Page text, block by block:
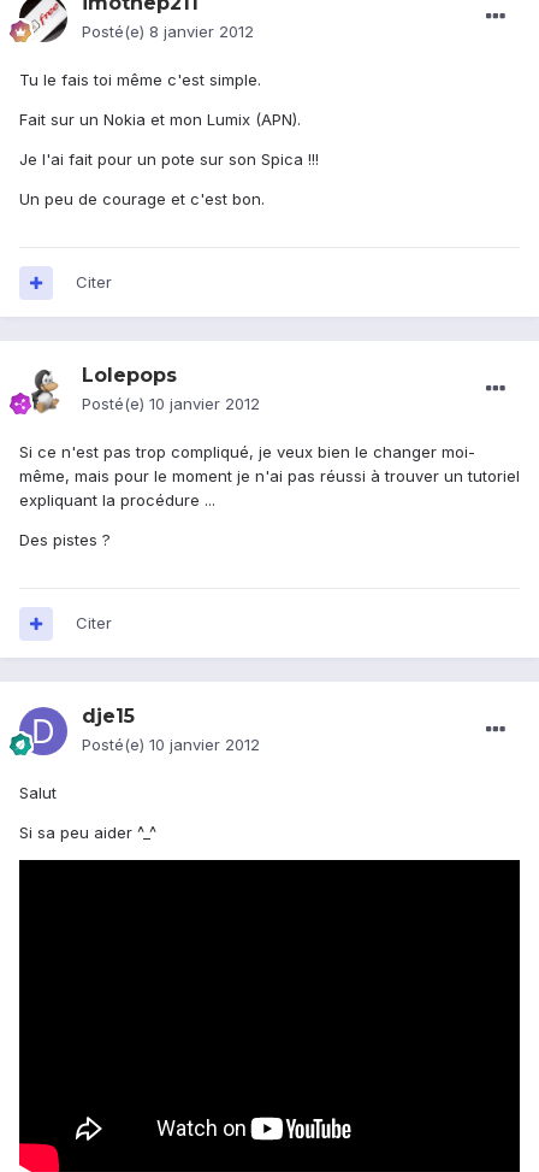
Posté(e) 8 janvier 2012
Tu le fais toi même c'est simple.
Fait sur un Nokia et mon Lumix (APN).
Je l'ai fait pour un pote sur son Spica !!!
Un peu de courage et c'est bon.
Citer
Lolepops
Posté(e) 10 janvier 2012
Si ce n'est pas trop compliqué, je veux bien le changer moi-
même, mais pour le moment je n'ai pas réussi à trouver un tutoriel
expliquant la procédure ...
Des pistes ?
Citer
dje15
Posté(e) 10 janvier 2012
Salut
Si sa peu aider ^_^